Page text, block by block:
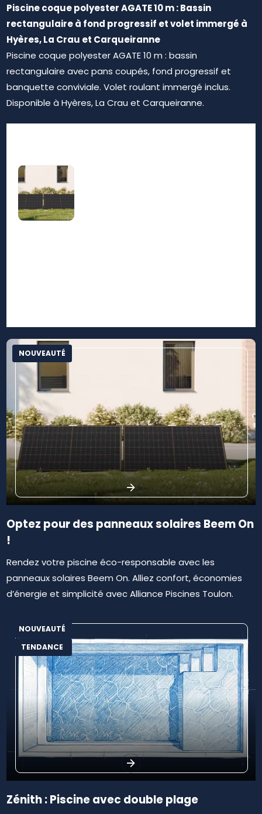
Piscine coque polyester AGATE 10 m : Bassin
rectangulaire à fond progressif et volet immergé à
Hyères, La Crau et Carqueiranne
Piscine coque polyester AGATE 10 m : bassin
rectangulaire avec pans coupés, fond progressif et
banquette conviviale. Volet roulant immergé inclus.
Disponible à Hyères, La Crau et Carqueiranne.
NOUVEAUTÉ
Optez pour des panneaux solaires Beem On
!
Rendez votre piscine éco-responsable avec les
panneaux solaires Beem On. Alliez confort, économies
d’énergie et simplicité avec Alliance Piscines Toulon.
NOUVEAUTÉ
TENDANCE
Zénith : Piscine avec double plage